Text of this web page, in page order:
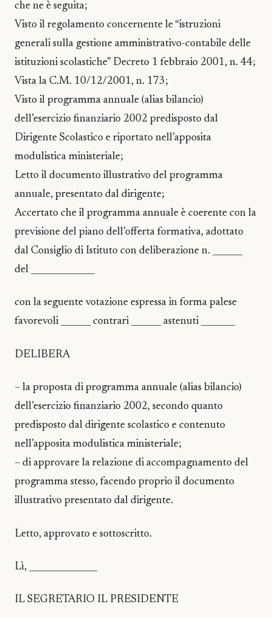
che ne è seguita;
Visto il regolamento concernente le “istruzioni
generali sulla gestione amministrativo-contabile delle
istituzioni scolastiche” Decreto 1 febbraio 2001, n. 44;
Vista la C.M. 10/12/2001, n. 173;
Visto il programma annuale (alias bilancio)
dell’esercizio finanziario 2002 predisposto dal
Dirigente Scolastico e riportato nell’apposita
modulistica ministeriale;
Letto il documento illustrativo del programma
annuale, presentato dal dirigente;
Accertato che il programma annuale è coerente con la
previsione del piano dell’offerta formativa, adottato
dal Consiglio di Istituto con deliberazione n. _______
del _______________
con la seguente votazione espressa in forma palese
favorevoli _______ contrari _______ astenuti ________
DELIBERA
– la proposta di programma annuale (alias bilancio)
dell’esercizio finanziario 2002, secondo quanto
predisposto dal dirigente scolastico e contenuto
nell’apposita modulistica ministeriale;
– di approvare la relazione di accompagnamento del
programma stesso, facendo proprio il documento
illustrativo presentato dal dirigente.
Letto, approvato e sottoscritto.
Lì, ________________
IL SEGRETARIO IL PRESIDENTE